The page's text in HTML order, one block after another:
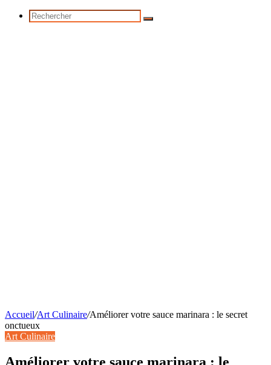
Rechercher
Accueil/Art Culinaire/Améliorer votre sauce marinara : le secret
onctueux
Art Culinaire